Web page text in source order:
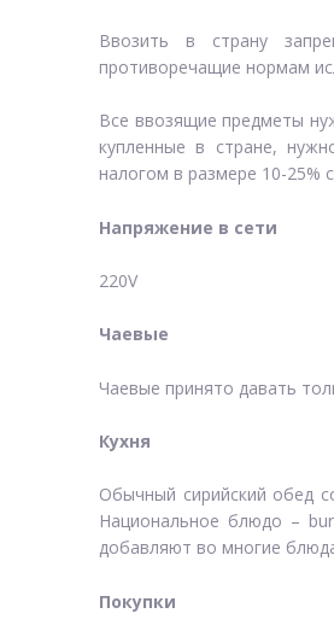
Ввозить в страну
противоречащие нормам
Все ввозящие предметы
купленные в стране,
налогом в размере 10-25%
Напряжение в сети
220V
Чаевые
Чаевые принято давать
Кухня
Обычный сирийский обед
Национальное блюдо –
добавляют во многие
Покупки